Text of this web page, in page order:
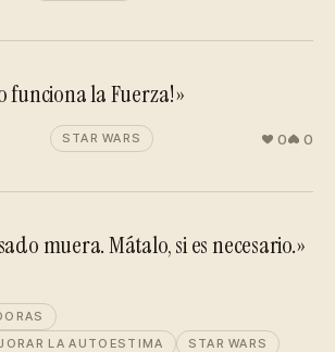
funciona la Fuerza!»
STAR WARS 0 0
muera. Mátalo, si es necesario.»
LA AUTOESTIMA
STAR WARS